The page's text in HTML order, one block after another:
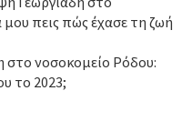
πεις πώς έχασε τη ζωή
στο νοσοκομείο Ρόδου:
το 2023;